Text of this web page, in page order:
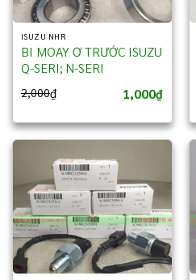
ISUZU NHR
BI MOAY Ơ TRƯỚC ISUZU
Q-SERI; N-SERI
2,000₫ 1,000₫